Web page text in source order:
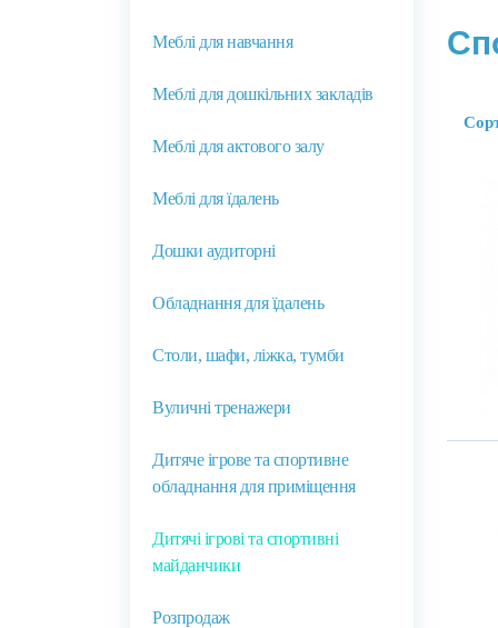
Меблі для навчання
Меблі для дошкільних закладів
Меблі для актового залу
Меблі для їдалень
Дошки аудиторні
Обладнання для їдалень
Столи, шафи, ліжка, тумби
Вуличні тренажери
Дитяче ігрове та спортивне
обладнання для приміщення
Дитячі ігрові та спортивні
майданчики
Розпродаж